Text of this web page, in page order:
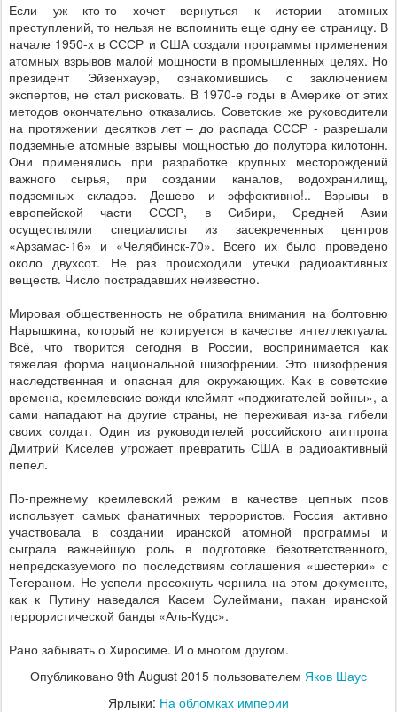
Если уж кто-то хочет вернуться к истории атомных
преступлений, то нельзя не вспомнить еще одну ее страницу. В
начале 1950-х в СССР и США создали программы применения
атомных взрывов малой мощности в промышленных целях. Но
президент Эйзенхауэр, ознакомившись с заключением
экспертов, не стал рисковать. В 1970-е годы в Америке от этих
методов окончательно отказались. Советские же руководители
на протяжении десятков лет – до распада СССР - разрешали
подземные атомные взрывы мощностью до полутора килотонн.
Они применялись при разработке крупных месторождений
важного сырья, при создании каналов, водохранилищ,
подземных складов. Дешево и эффективно!.. Взрывы в
европейской части СССР, в Сибири, Средней Азии
осуществляли специалисты из засекреченных центров
«Арзамас-16» и «Челябинск-70». Всего их было проведено
около двухсот. Не раз происходили утечки радиоактивных
веществ. Число пострадавших неизвестно.
Мировая общественность не обратила внимания на болтовню
Нарышкина, который не котируется в качестве интеллектуала.
Всё, что творится сегодня в России, воспринимается как
тяжелая форма национальной шизофрении. Это шизофрения
наследственная и опасная для окружающих. Как в советские
времена, кремлевские вожди клеймят «поджигателей войны», а
сами нападают на другие страны, не переживая из-за гибели
своих солдат. Один из руководителей российского агитпропа
Дмитрий Киселев угрожает превратить США в радиоактивный
пепел.
По-прежнему кремлевский режим в качестве цепных псов
использует самых фанатичных террористов. Россия активно
участвовала в создании иранской атомной программы и
сыграла важнейшую роль в подготовке безответственного,
непредсказуемого по последствиям соглашения «шестерки» с
Тегераном. Не успели просохнуть чернила на этом документе,
как к Путину наведался Касем Сулеймани, пахан иранской
террористической банды «Аль-Кудс».
Рано забывать о Хиросиме. И о многом другом.
Опубликовано 9th August 2015 пользователем Яков Шаус
Ярлыки: На обломках империи